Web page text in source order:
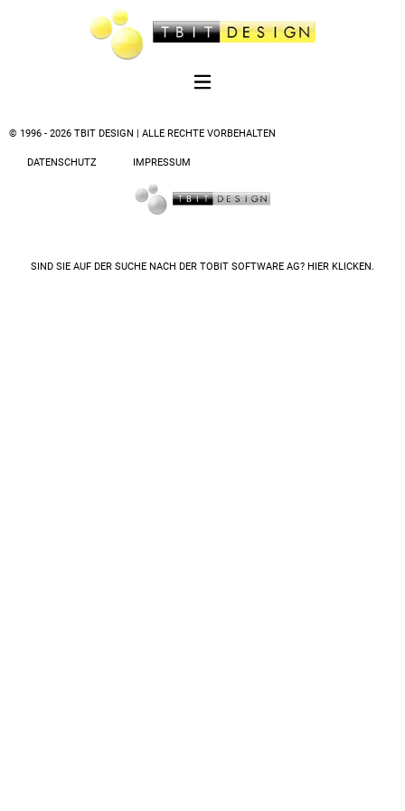
© 1996 - 2026 TBIT DESIGN | ALLE RECHTE VORBEHALTEN
DATENSCHUTZ IMPRESSUM
SIND SIE AUF DER SUCHE NACH DER TOBIT SOFTWARE AG? HIER KLICKEN.